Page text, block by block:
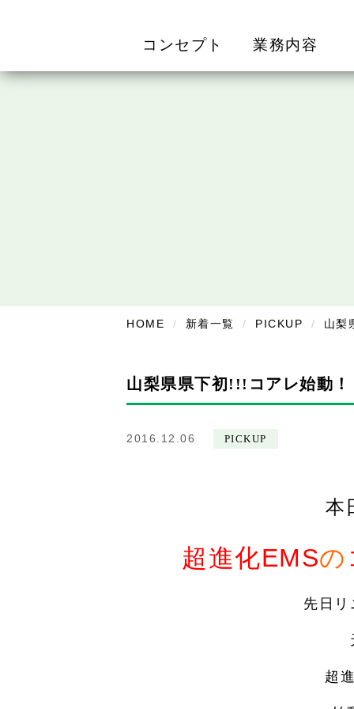
コンセプト 業務内容
HOME 新着一覧 PICKUP 山梨
山梨県県下初!!!コアレ始動！
2016.12.06 PICKUP
本
超進化EMSの
先日リ
超